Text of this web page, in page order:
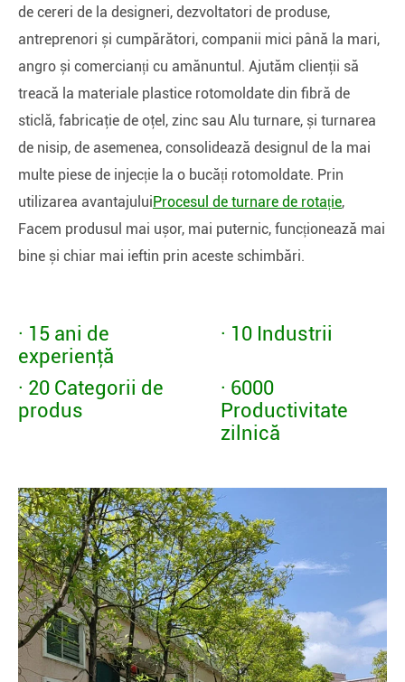
de cereri de la designeri, dezvoltatori de produse,
antreprenori și cumpărători, companii mici până la mari,
angro și comercianți cu amănuntul. Ajutăm clienţii să
treacă la materiale plastice rotomoldate din fibră de
sticlă, fabricaţie de oţel, zinc sau Alu turnare, și turnarea
de nisip, de asemenea, consolidează designul de la mai
multe piese de injecție la o bucăți rotomoldate. Prin
utilizarea avantajuluiProcesul de turnare de rotație,
Facem produsul mai ușor, mai puternic, funcționează mai
bine și chiar mai ieftin prin aceste schimbări.
· 15 ani de
experienţă
· 10 Industrii
· 20 Categorii de
produs
· 6000
Productivitate
zilnică